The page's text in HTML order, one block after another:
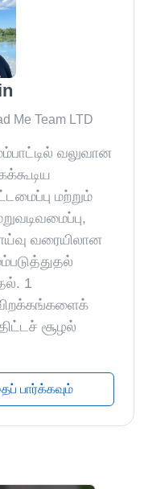
Me Team LTD
வலுவான
மற்றும்
வரையிலான
1
சூழல்
பார்க்கவும்